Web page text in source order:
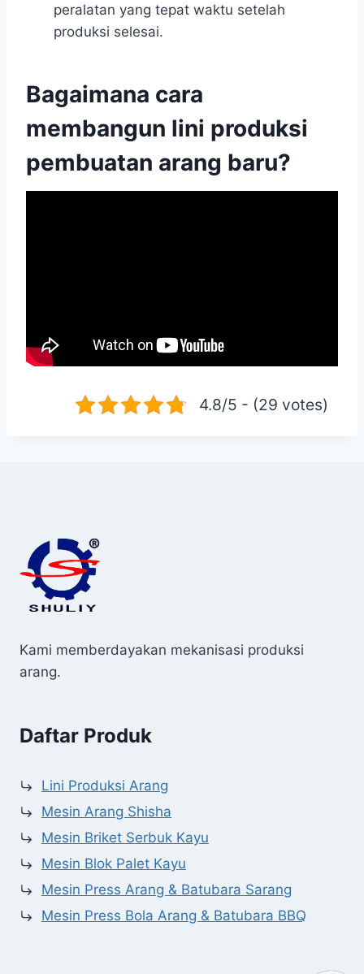
peralatan yang tepat waktu setelah
produksi selesai.
Bagaimana cara
membangun lini produksi
pembuatan arang baru?
4.8/5 - (29 votes)
Kami memberdayakan mekanisasi produksi
arang.
Daftar Produk
Lini Produksi Arang
Mesin Arang Shisha
Mesin Briket Serbuk Kayu
Mesin Blok Palet Kayu
Mesin Press Arang & Batubara Sarang
Mesin Press Bola Arang & Batubara BBQ